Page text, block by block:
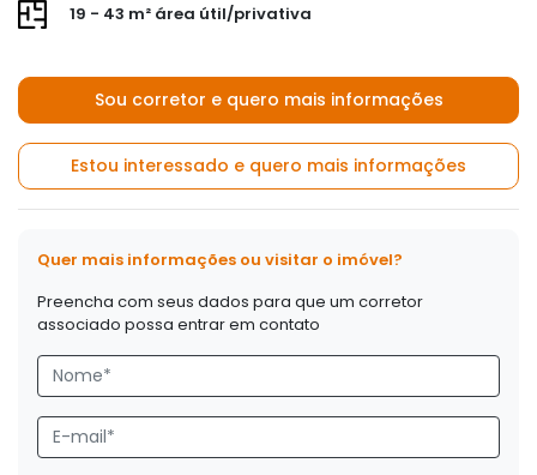
19 - 43 m² área útil/privativa
Sou corretor e quero mais informações
Estou interessado e quero mais informações
Quer mais informações ou visitar o imóvel?
Preencha com seus dados para que um corretor
associado possa entrar em contato